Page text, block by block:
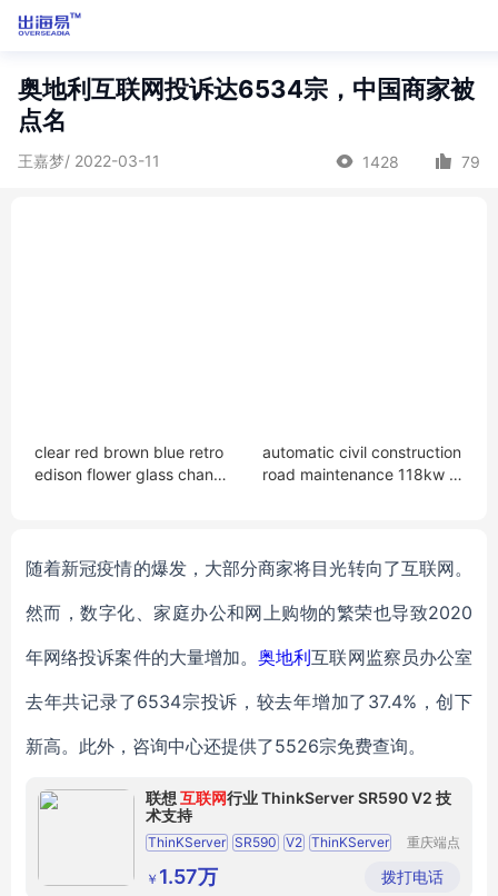
奥地利互联网投诉达6534宗，中国商家被
点名
王嘉梦/ 2022-03-11 1428 79
clear red brown blue retro
edison flower glass chandel
automatic civil construction
road maintenance 118kw 6
随着新冠疫情的爆发，大部分商家将目光转向了互联网。
然而，数字化、家庭办公和网上购物的繁荣也导致2020
年网络投诉案件的大量增加。奥地利互联网监察员办公室
去年共记录了6534宗投诉， 较去年增加了 37.4% ，创下
新高。 此外，咨询中心还提供了5526宗免费查询。
联想 互联网行业 ThinkServer SR590 V2 技
术支持
ThinKServer SR590 V2 ThinKServer
ThinkServer
双路服务器
V3
重庆端点
公司
￥ 1.57万 拨打电话